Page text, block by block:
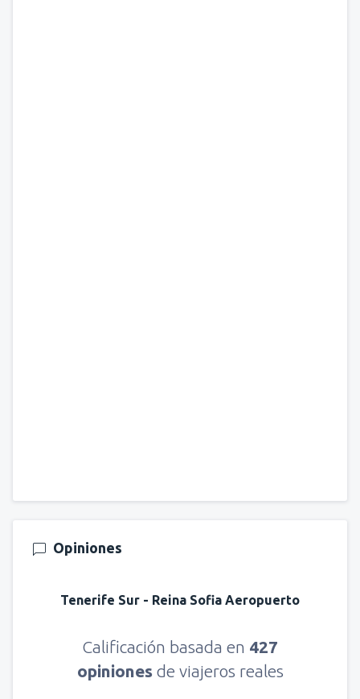
Opiniones
Tenerife Sur - Reina Sofia Aeropuerto
Calificación basada en 427
opiniones de viajeros reales